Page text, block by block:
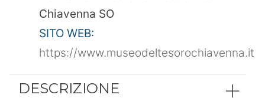
Chiavenna SO
SITO WEB:
https://www.museodeltesorochiavenna.it
DESCRIZIONE